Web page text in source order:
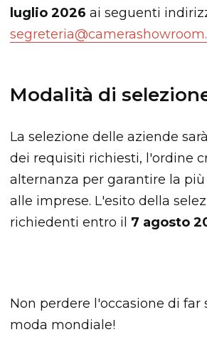
luglio 2026 ai seguenti
Modalità di
La selezione delle aziende
dei requisiti richiesti, l'ordine
alternanza per garantire la
alle imprese. L'esito della
richiedenti entro il 7 agosto
Non perdere l'occasione di
moda mondiale!